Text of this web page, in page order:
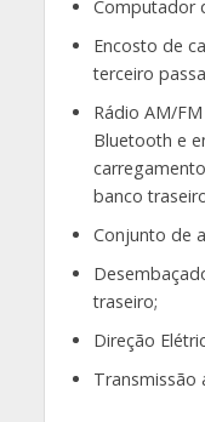
Computador
Encosto de
terceiro
Rádio AM/
Bluetooth e
banco
Conjunto de
traseiro;
Direção
Transmissão